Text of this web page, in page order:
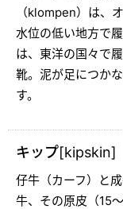
（klompen）は、
水位の低い地方で
は、東洋の国々で
靴。泥が足につか
す。
キップ[kipskin]
仔牛（カーフ）と
牛、その原皮（15